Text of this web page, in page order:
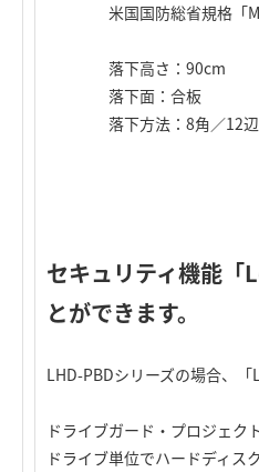
米国国防総省規格「MIL-
落下高さ：90cm
落下面：合板
落下方法：8角／12辺／
セキュリティ機能
とができます。
LHD-PBDシリーズの場合、
ドライブガード・プロジェ
ドライブ単位でハードディス